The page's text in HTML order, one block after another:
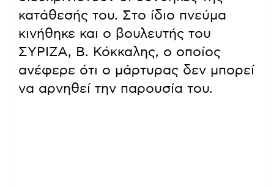
κατάθεσής του. Στο ίδιο πνεύμα
κινήθηκε και ο βουλευτής του
ΣΥΡΙΖΑ, Β. Κόκκαλης, ο οποίος
ανέφερε ότι ο μάρτυρας δεν μπορεί
να αρνηθεί την παρουσία του.